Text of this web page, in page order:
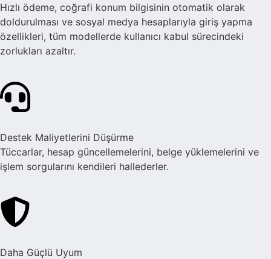
Hızlı ödeme, coğrafi konum bilgisinin otomatik olarak
doldurulması ve sosyal medya hesaplarıyla giriş yapma
özellikleri, tüm modellerde kullanıcı kabul sürecindeki
zorlukları azaltır.
Destek Maliyetlerini Düşürme
Tüccarlar, hesap güncellemelerini, belge yüklemelerini ve
işlem sorgularını kendileri hallederler.
Daha Güçlü Uyum